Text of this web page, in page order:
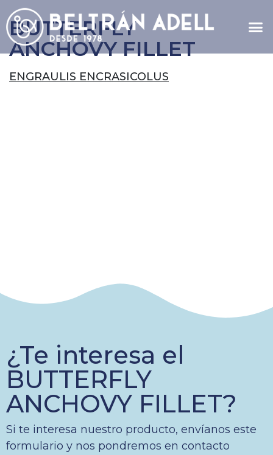
BUTTERFLY
ANCHOVY FILLET
ENGRAULIS ENCRASICOLUS
¿Te interesa el
BUTTERFLY
ANCHOVY FILLET?
Si te interesa nuestro producto, envíanos este
formulario y nos pondremos en contacto